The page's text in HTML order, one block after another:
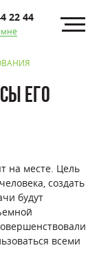
22 44
ЕГО
на месте. Цель
создать
будут
всеми